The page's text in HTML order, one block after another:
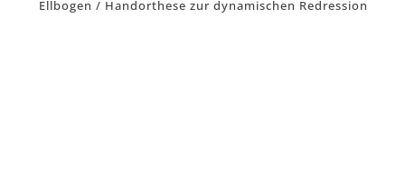
Ellbogen / Handorthese zur dynamischen Redression